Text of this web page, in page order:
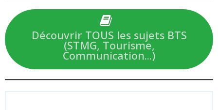
Découvrir TOUS les sujets BTS
(STMG, Tourisme,
Communication...)